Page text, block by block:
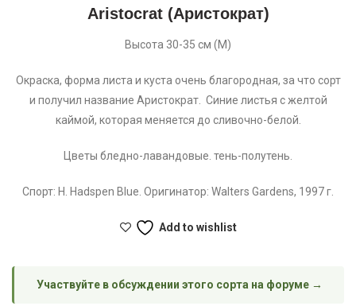
Aristocrat (Аристократ)
Высота 30-35 см (М)
Окраска, форма листа и куста очень благородная, за что сорт
и получил название Аристократ. Синие листья с желтой
каймой, которая меняется до сливочно-белой.
Цветы бледно-лавандовые. тень-полутень.
Спорт: H. Hadspen Blue. Оригинатор: Walters Gardens, 1997 г.
Add to wishlist
Участвуйте в обсуждении этого сорта на форуме →